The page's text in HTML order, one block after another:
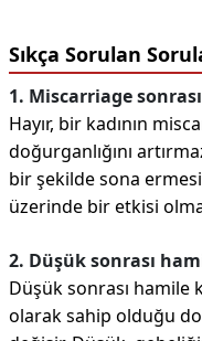
Sıkça Sorulan
1. Miscarriage
Hayır, bir kadının
doğurganlığını
bir şekilde sona
üzerinde bir etkisi
2. Düşük sonrası
Düşük sonrası hamile
olarak sahip olduğu